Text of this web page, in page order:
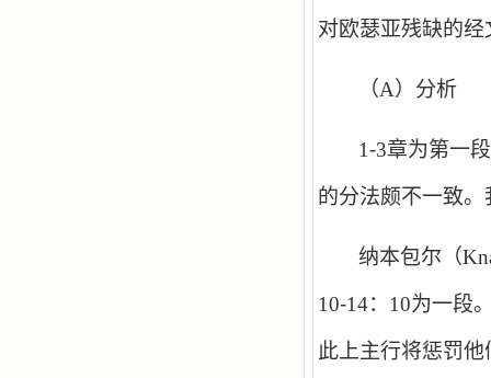
对欧瑟亚残缺的
（A）分析
1-3章为第一
的分法颇不一致
纳本包尔（
10-14： 10为一段
此上主行将惩罚